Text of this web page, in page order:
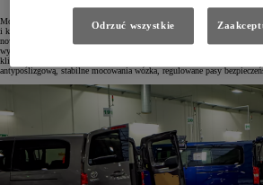
Modele Toyoty PROACE CITY Verso i PROACE Verso z zabudowami
i komfortowy przewóz osób z niepełnosprawnością poruszających się na
nowoczesnych rozwiązań ułatwiających sprawne wejście do pojazdu i
wygodne warunki podróży. Zabudowy samochodów mogą być
klientów. W ramach konwersji pojazdy są wyposażane w rampy,
antypoślizgową, stabilne mocowania wózka, regulowane pasy
Odrzuć wszystkie